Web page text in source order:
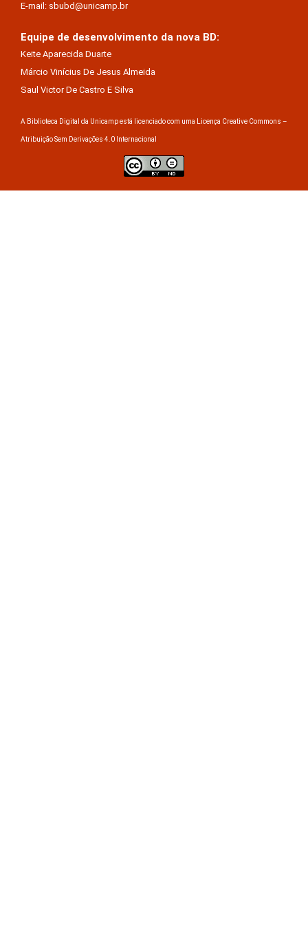
E-mail: sbubd@unicamp.br
Equipe de desenvolvimento da nova BD:
Keite Aparecida Duarte
Márcio Vinícius De Jesus Almeida
Saul Victor De Castro E Silva
A Biblioteca Digital da Unicamp está licenciado com uma Licença Creative Commons –
Atribuição Sem Derivações 4.0 Internacional